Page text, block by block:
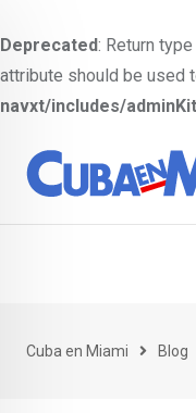
Deprecated: Return
attribute should be used
navxt/includes/
p
Cuba en Miami Blog